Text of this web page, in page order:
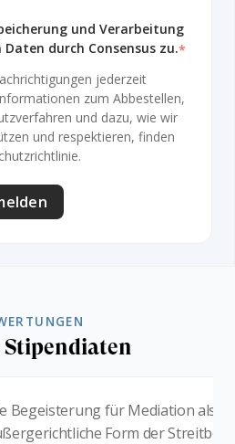
und Verarbeitung
durch Consensus zu.*
jederzeit
zum Abbestellen,
und dazu, wie wir
und respektieren, finden
Stipendiaten
für Mediation als
Form der Streitbeilegung